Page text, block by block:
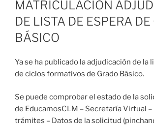
MATRICULACIÓN
DE LISTA DE ESPERA
BÁSICO
Ya se ha publicado la adjudicación de la
de ciclos formativos de Grado Básico.
Se puede comprobar el estado de la
de EducamosCLM – Secretaría Virtual –
trámites – Datos de la solicitud